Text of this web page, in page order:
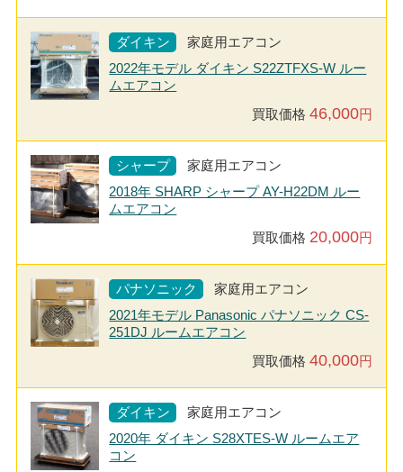
ダイキン
家庭用エアコン
2022年モデル ダイキン S22ZTFXS-W ルー
ムエアコン
買取価格46,000円
シャープ
家庭用エアコン
2018年 SHARP シャープ AY-H22DM ルー
ムエアコン
買取価格 20,000円
パナソニック
家庭用エアコン
2021年モデル Panasonic パナソニック CS-
251DJ ルームエアコン
買取価格40,000円
ダイキン
家庭用エアコン
2020年 ダイキン S28XTES-W ルームエア
コン